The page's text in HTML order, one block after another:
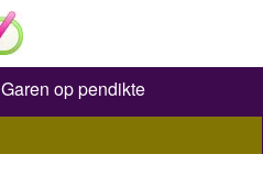
Garen op pendikte